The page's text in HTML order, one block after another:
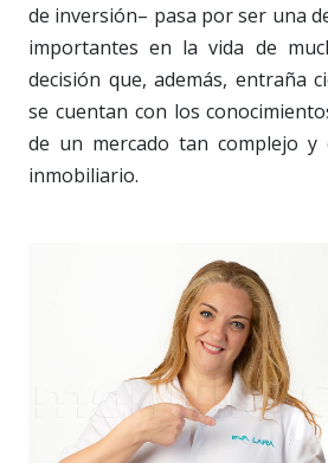
de inversión– pasa por ser una
importantes en la vida de
decisión que, además, entraña
se cuentan con los
de un mercado tan complejo y
inmobiliario.